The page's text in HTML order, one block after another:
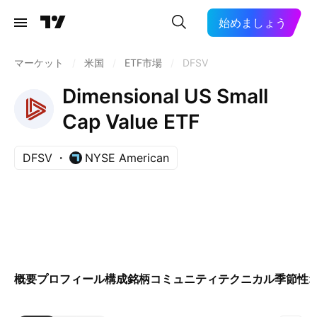
始めましょう
マーケット 米国 ETF市場 DFSV
Dimensional US Small
Cap Value ETF
DFSV NYSE American
概要プロフィール構成銘柄コミュニティテクニカル季節性